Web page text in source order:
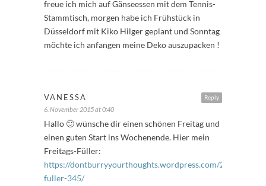
freue ich mich auf Gänseessen mit dem Tennis-
Stammtisch, morgen habe ich Frühstück in
Düsseldorf mit Kiko Hilger geplant und Sonntag
möchte ich anfangen meine Deko auszupacken !
Reply
VANESSA
6. November 2015 at 0:40
Hallo 🙂 wünsche dir einen schönen Freitag und
einen guten Start ins Wochenende. Hier mein
Freitags-Füller:
https://dontburryyourthoughts.wordpress.com/2015/11/
fuller-345/